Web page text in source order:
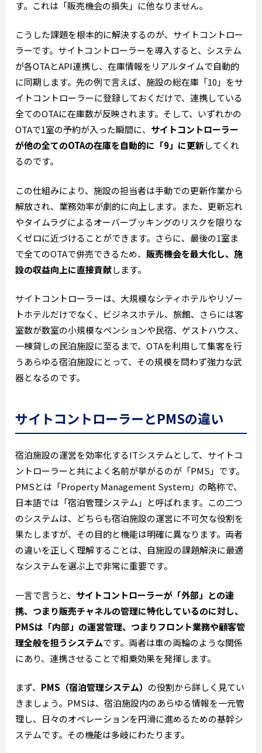
す。これは「販売機会の損失」に他なりません。
こうした課題を根本的に解決するのが、サイトコントロー
ラーです。サイトコントローラーを導入すると、システム
が各OTAとAPI連携し、在庫情報をリアルタイムで自動的
に同期します。先の例で言えば、施設の総在庫「10」をサ
イトコントローラーに登録しておくだけで、連携している
全てのOTAに在庫数が反映されます。そして、いずれかの
OTAで1室の予約が入った瞬間に、 サイトコントローラー
が他の全てのOTAの在庫を自動的に「9」に更新してくれ
るのです。
この仕組みにより、施設の担当者は手動での更新作業から
解放され、業務効率が劇的に向上します。また、更新忘れ
やタイムラグによるオーバーブッキングのリスクを限りな
くゼロに近づけることができます。さらに、最後の1室ま
で全てのOTAで併売できるため、 販売機会を最大化し、施
設の収益向上に直接貢献します。
サイトコントローラーは、大規模なシティホテルやリゾー
トホテルだけでなく、ビジネスホテル、旅館、さらには客
室数が数室の小規模なペンションや民宿、ゲストハウス、
一棟貸しの民泊施設に至るまで、OTAを利用して集客を行
うあらゆる宿泊施設にとって、その規模を問わず強力な武
器となるのです。
サイトコントローラーとPMSの違い
宿泊施設の運営を効率化するITシステムとして、サイトコ
ントローラーと共によく名前が挙がるのが「PMS」です。
PMSとは「Property Management System」の略称で、
日本語では「宿泊管理システム」と呼ばれます。この二つ
のシステムは、どちらも宿泊施設の運営に不可欠な役割を
果たしますが、その目的と機能は明確に異なります。両者
の違いを正しく理解することは、自施設の課題解決に最適
なシステムを選ぶ上で非常に重要です。
一言で言うと、 サイトコントローラーが「外部」との連
携、つまり販売チャネルの管理に特化しているのに対し、
PMSは「内部」の運営管理、つまりフロント業務や顧客管
理全般を担うシステムです。両者は車の両輪のような関係
にあり、連携させることで相乗効果を発揮します。
まず、 PMS（宿泊管理システム） の役割から詳しく見てい
きましょう。PMSは、宿泊施設内のあらゆる情報を一元管
理し、日々のオペレーションを円滑に進めるための基幹シ
ステムです。その機能は多岐にわたります。